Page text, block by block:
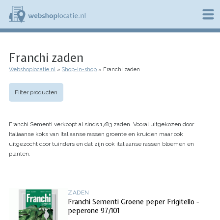
Overslaan
naar
de
b
s
h
a
t
i
e
Franchi zaden
Kruimelpad
Webshoplocatie.nl Shop-in-shop Franchi zaden
Filter producten
Franchi Sementi verkoopt al sinds 1783 zaden. Vooral uitgekozen door
Italiaanse koks van Italiaanse rassen groente en kruiden maar ook
uitgezocht door tuinders en dat zijn ook italiaanse rassen bloemen en
planten.
ZADEN
Franchi Sementi Groene peper Frigitello -
peperone 97/101